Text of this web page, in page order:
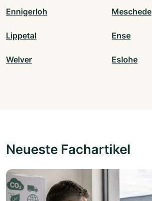
Ennigerloh Meschede
Lippetal Ense
Welver Eslohe
Neueste Fachartikel